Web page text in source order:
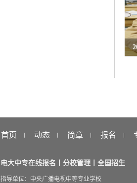
首页 动态 简章 报名
电大中专在线报名丨分校管理丨全国招生
指导单位：中央广播电视中等专业学校